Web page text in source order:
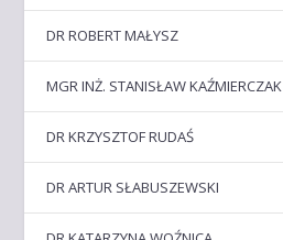
DR ROBERT MAŁYSZ
MGR INŻ. STANISŁAW KAŹMIERCZAK
DR KRZYSZTOF RUDAŚ
DR ARTUR SŁABUSZEWSKI